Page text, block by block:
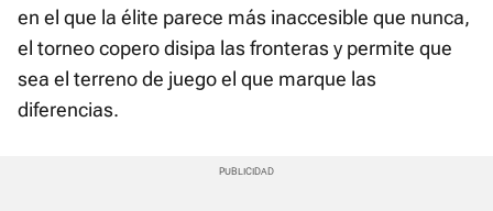
en el que la élite parece más inaccesible que nunca,
el torneo copero disipa las fronteras y permite que
sea el terreno de juego el que marque las
diferencias.